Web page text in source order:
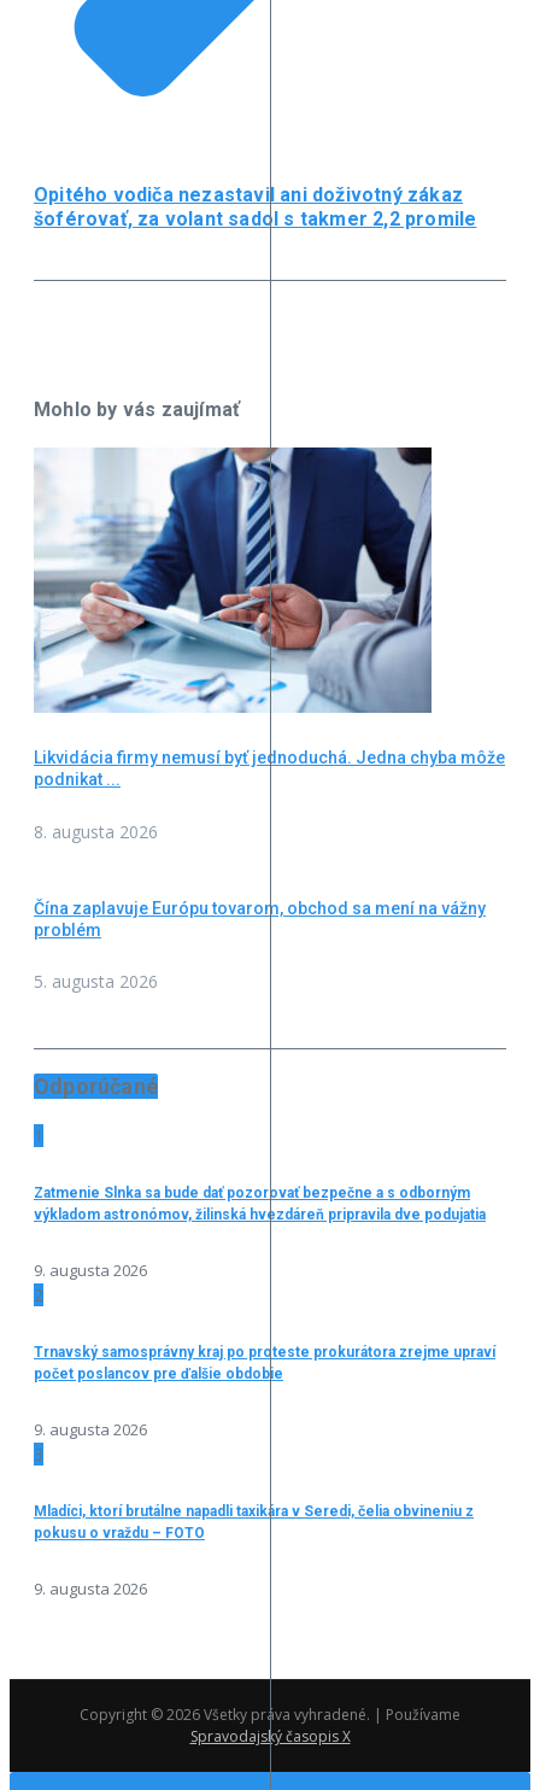
Opitého vodiča nezastavil ani doživotný zákaz
šoférovať, za volant sadol s takmer 2,2 promile
Mohlo by vás zaujímať
Likvidácia firmy nemusí byť jednoduchá. Jedna chyba môže
podnikat ...
8. augusta 2026
Čína zaplavuje Európu tovarom, obchod sa mení na vážny
problém
5. augusta 2026
Odporúčané
1
Zatmenie Slnka sa bude dať pozorovať bezpečne a s odborným
výkladom astronómov, žilinská hvezdáreň pripravila dve podujatia
9. augusta 2026
2
Trnavský samosprávny kraj po proteste prokurátora zrejme upraví
počet poslancov pre ďalšie obdobie
9. augusta 2026
3
Mladíci, ktorí brutálne napadli taxikára v Seredi, čelia obvineniu z
pokusu o vraždu – FOTO
9. augusta 2026
Copyright © 2026 Všetky práva vyhradené. | Používame
Spravodajský časopis X